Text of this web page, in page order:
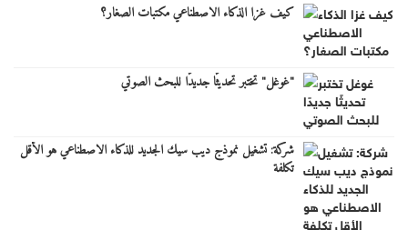
كيف غزا الذكاء الاصطناعي مكتبات الصغار؟
"غوغل" تختبر تحديثًا جديدًا للبحث الصوتي
شركة: تشغيل نموذج ديب سيك الجديد للذكاء الاصطناعي هو الأقل
تكلفة